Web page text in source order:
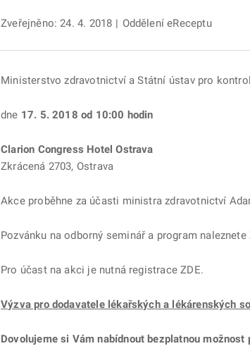
Zveřejněno: 24. 4. 2018 | Oddělení eReceptu
Ministerstvo zdravotnictví a Státní ústav pro
dne 17. 5. 2018 od 10:00 hodin
Clarion Congress Hotel Ostrava
Zkrácená 2703, Ostrava
Akce proběhne za účasti ministra zdravotnictví
Pozvánku na odborný seminář a program naleznete
Pro účast na akci je nutná registrace ZDE.
Výzva pro dodavatele lékařských a lékárenských
Dovolujeme si Vám nabídnout bezplatnou